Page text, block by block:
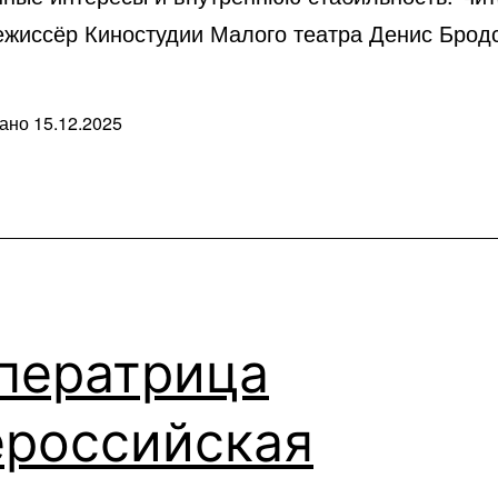
Киностудии Малого театра Денис
15.12.2025